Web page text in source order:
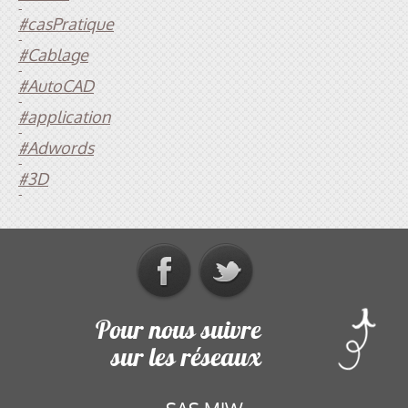
-
#casPratique
-
#Cablage
-
#AutoCAD
-
#application
-
#Adwords
-
#3D
-
Pour nous suivre
sur les réseaux